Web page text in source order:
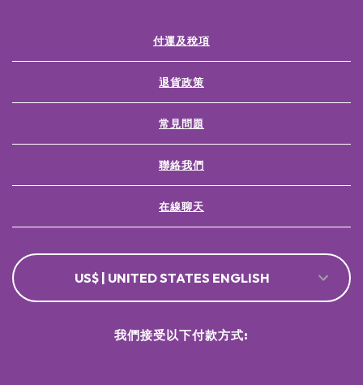
付運及稅項
退貨政策
常見問題
聯絡我們
在線聊天
US$ | UNITED STATES ENGLISH
我們接受以下付款方式: